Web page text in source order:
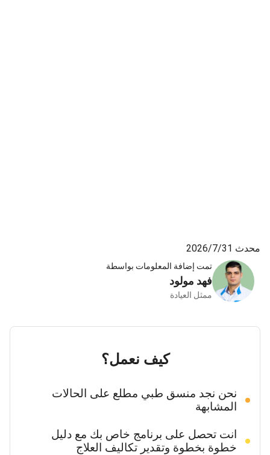
تمت إضافة المعلومات بواسطة
فهد مولود
ممثل العيادة
محدث 31‏/7‏/2026
كيف نعمل؟
نحن نجد منسق طبي مطلع على الحالات
المشابهة
انت تحصل على برنامج خاص بك مع دليل
خطوة بخطوة وتقدير تكاليف العلاج